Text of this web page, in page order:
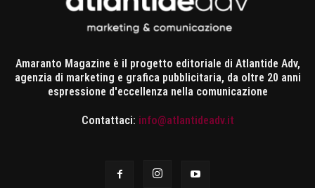
Amaranto Magazine è il progetto editoriale di Atlantide Adv,
agenzia di marketing e grafica pubblicitaria, da oltre 20 anni
espressione d'eccellenza nella comunicazione
Contattaci: info@atlantideadv.it